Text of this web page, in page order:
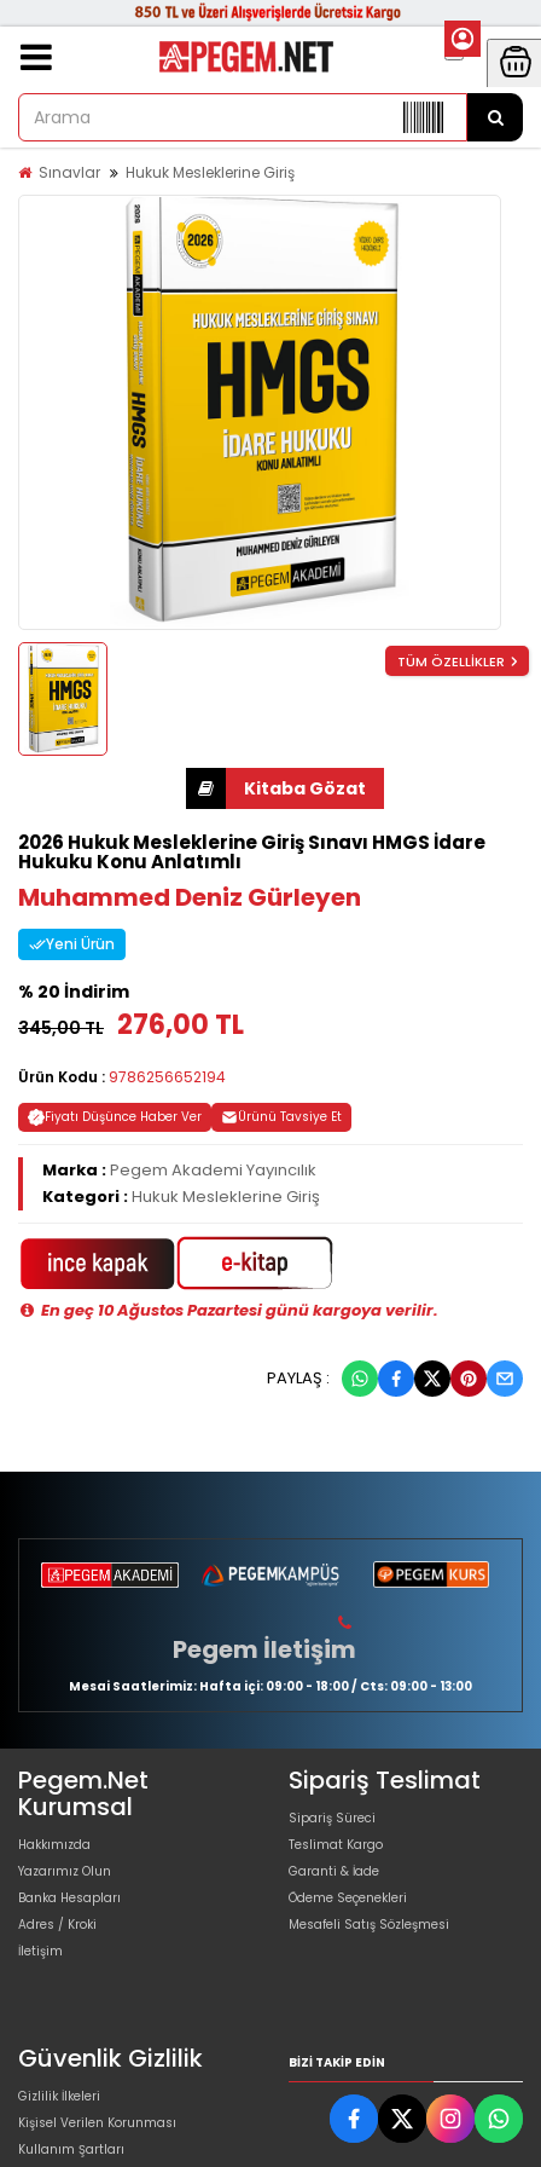
Sınavlar Hukuk Mesleklerine Giriş
TÜM ÖZELLİKLER
2026 Hukuk Mesleklerine Giriş Sınavı HMGS İdare
Hukuku Konu Anlatımlı
Muhammed Deniz Gürleyen
Yeni Ürün
% 20 İndirim
345,00 TL 276,00 TL
Ürün Kodu : 9786256652194
Fiyatı Düşünce Haber Ver Ürünü Tavsiye Et
Marka :Pegem Akademi Yayıncılık
Kategori :Hukuk Mesleklerine Giriş
En geç 10 Ağustos Pazartesi günü kargoya verilir.
PAYLAŞ :
Pegem İletişim
Mesai Saatlerimiz: Hafta içi: 09:00 - 18:00 / Cts: 09:00 - 13:00
Pegem.Net
Kurumsal
Hakkımızda
Yazarımız Olun
Banka Hesapları
Adres / Kroki
İletişim
Sipariş Teslimat
Sipariş Süreci
Teslimat Kargo
Garanti & İade
Ödeme Seçenekleri
Mesafeli Satış Sözleşmesi
Güvenlik Gizlilik
Gizlilik İlkeleri
Kişisel Verilen Korunması
Kullanım Şartları
BIZI TAKIP EDIN